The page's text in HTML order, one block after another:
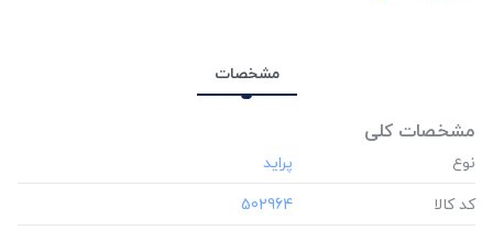
مشخصات
مشخصات کلی
نوع
کد کالا
‎502964